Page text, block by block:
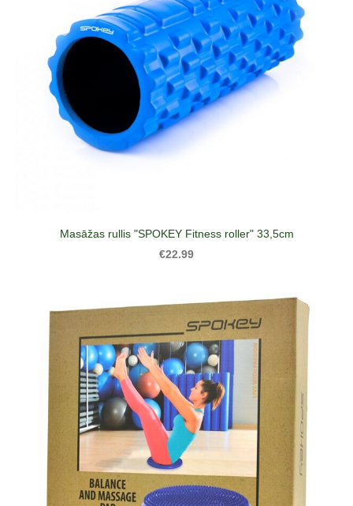
Masāžas rullis "SPOKEY Fitness roller" 33,5cm
€22.99